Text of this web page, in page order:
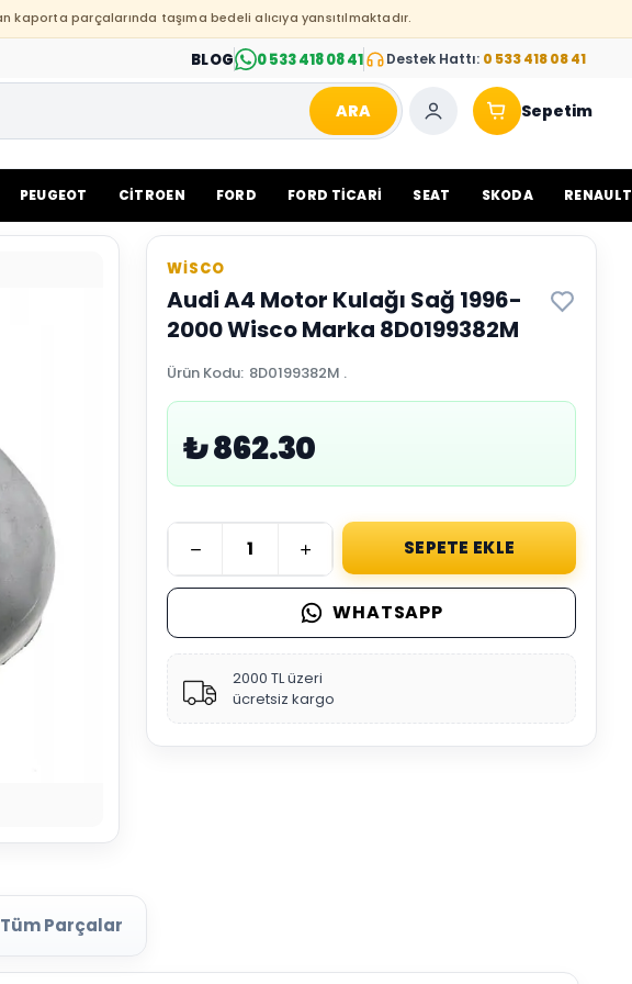
kaporta parçalarında taşıma bedeli alıcıya yansıtılmaktadır.
BLOG 0 533 418 08 41 Destek Hattı: 0 533 418 08 41
ARA Sepetim
PEUGEOT CİTROEN FORD FORD TİCARİ SEAT SKODA RENAULT
WİSCO
Audi A4 Motor Kulağı Sağ 1996-
2000 Wisco Marka 8D0199382M
Ürün Kodu: 8D0199382M .
₺ 862.30
SEPETE EKLE
WHATSAPP
2000 TL üzeri
ücretsiz kargo
Tüm Parçalar